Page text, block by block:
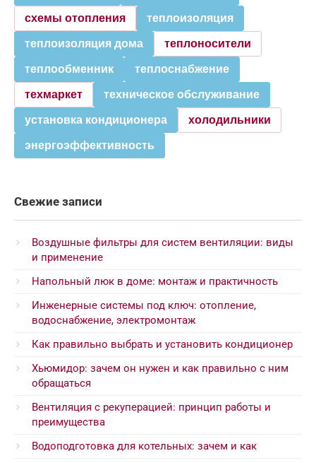
схемы отопления теплоизоляция
теплоизоляция дома теплоносители
теплообменник теплоснабжение
техмаркет техническое обслуживание
установка кондиционера холодильники
энергоэффективность
Свежие записи
Воздушные фильтры для систем вентиляции: виды
и применение
Напольный люк в доме: монтаж и практичность
Инженерные системы под ключ: отопление,
водоснабжение, электромонтаж
Как правильно выбрать и установить кондиционер
Хьюмидор: зачем он нужен и как правильно с ним
обращаться
Вентиляция с рекуперацией: принцип работы и
преимущества
Водоподготовка для котельных: зачем и как